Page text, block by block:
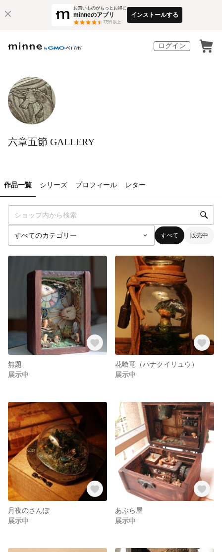
お買いものがもっとお得に
minneのアプリ
3万件以上
インストールする
ログイン
六章五節 GALLERY
作品一覧 シリーズ プロフィール レター
すべて 販売中
無題
展示中
花喰竜（ハナクイリュウ）
展示中
月夜のさんぽ
展示中
あぶら屋
展示中